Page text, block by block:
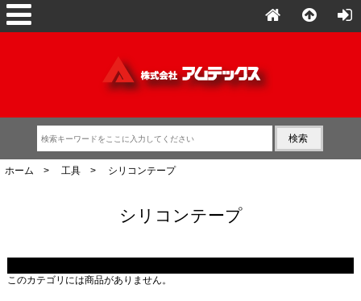
ホーム > 工具> シリコンテープ
シリコンテープ
このカテゴリには商品がありません。